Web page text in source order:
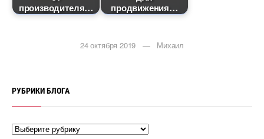
производителя
продвижения
24 октября 2019 — Михаил
РУБРИКИ БЛОГА